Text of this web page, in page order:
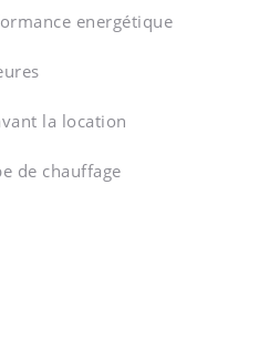
energétique
la location
de chauffage